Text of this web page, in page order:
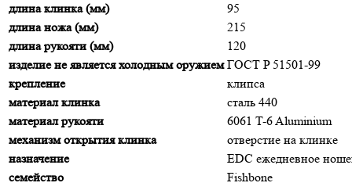
длина клинка (мм)
95
длина ножа (мм)
215
длина рукояти (мм)
120
изделие не является холодным оружием ГОСТ P 51501-99
крепление
клипса
материал клинка
сталь 440
материал рукояти
6061 T-6 Aluminium
механизм открытия клинка
отверстие на клинке
назначение
EDC ежедневное
семейство
Fishbone